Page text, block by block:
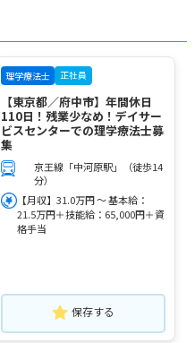
理学療法士 正社員
【東京都／府中市】年間休日
110日！残業少なめ！デイサー
ビスセンターでの理学療法士募
集
京王線「中河原駅」（徒歩14
分）
【月収】31.0万円 ～ 基本給：
21.5万円＋技能給：65,000円＋資
格手当
保存する